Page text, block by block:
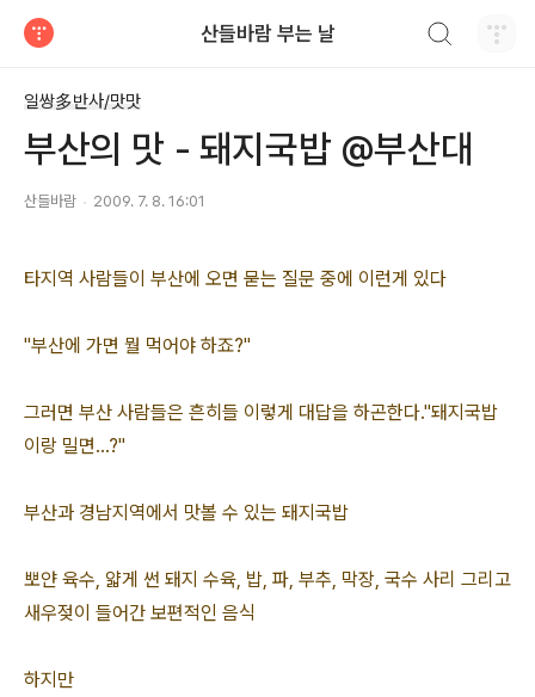
산들바람 부는 날
일쌍多반사/맛맛
부산의 맛 - 돼지국밥 @부산대
산들바람 2009. 7. 8. 16:01
타지역 사람들이 부산에 오면 묻는 질문 중에 이런게 있다
"부산에 가면 뭘 먹어야 하죠?"
그러면 부산 사람들은 흔히들 이렇게 대답을 하곤한다."돼지국밥
이랑 밀면...?"
부산과 경남지역에서 맛볼 수 있는 돼지국밥
뽀얀 육수, 얇게 썬 돼지 수육, 밥, 파, 부추, 막장, 국수 사리 그리고
새우젖이 들어간 보편적인 음식
하지만